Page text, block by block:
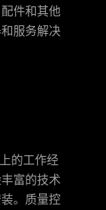
件和其他
服务解决
的工作经
富的技术
。质量控